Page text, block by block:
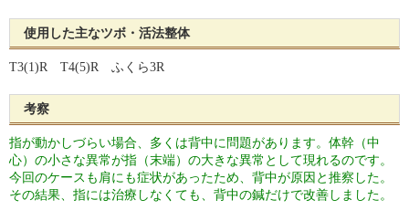
使用した主なツボ・活法整体
T3(1)R T4(5)R ふくら3R
考察
指が動かしづらい場合、多くは背中に問題があります。体幹（中
心）の小さな異常が指（末端）の大きな異常として現れるのです。
今回のケースも肩にも症状があったため、背中が原因と推察した。
その結果、指には治療しなくても、背中の鍼だけで改善しました。